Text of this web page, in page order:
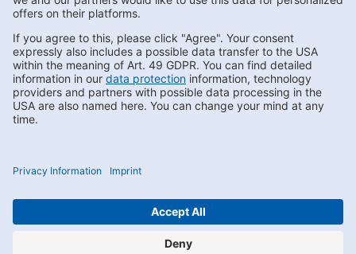
Subscribe to Newsletter
Privacy
Compliance